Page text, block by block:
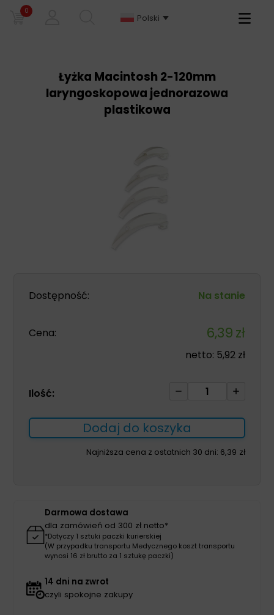
0
Polski
Primary
Łyżka Macintosh 2-120mm
laryngoskopowa jednorazowa
plastikowa
Dostępność: Na stanie
Cena: 6,39zł
netto: 5,92 zł
Ilość:
ilość
Macintosh
2-
120mm
Dodaj do koszyka
Najniższa cena z ostatnich 30 dni: 6,39 zł
Darmowa dostawa
dla zamówień od 300 zł netto*
*Dotyczy 1 sztuki paczki kurierskiej
(W przypadku transportu Medycznego koszt transportu
wynosi 16 zł brutto za 1 sztukę paczki)
14 dni na zwrot
czyli spokojne zakupy